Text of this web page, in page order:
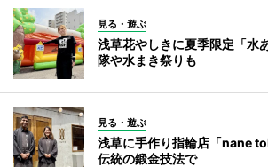
見る・遊ぶ
浅草花やしきに夏季限定「
隊や水まき祭りも
見る・遊ぶ
浅草に手作り指輪店「nane
伝統の鍛金技法で